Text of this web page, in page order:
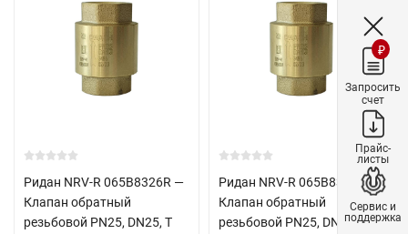
Ридан NRV-R 065B8326R —
Клапан обратный
резьбовой PN25, DN25, Т
Ридан NRV-R 065B8327R —
Клапан обратный
резьбовой PN25, DN32, Т
₽
Запросить
счет
Прайс-
листы
Сервис и
поддержка